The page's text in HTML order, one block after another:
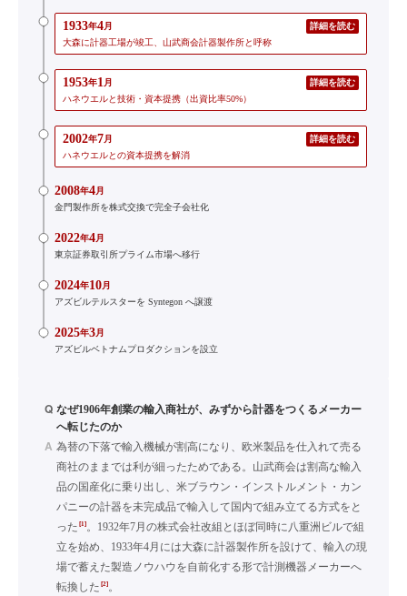
1933年4月
詳細を読む
大森に計器工場が竣工、山武商会計器製作所と呼称
1953年1月
詳細を読む
ハネウエルと技術・資本提携（出資比率50%）
2002年7月
詳細を読む
ハネウエルとの資本提携を解消
2008年4月
金門製作所を株式交換で完全子会社化
2022年4月
東京証券取引所プライム市場へ移行
2024年10月
アズビルテルスターを Syntegon へ譲渡
2025年3月
アズビルベトナムプロダクションを設立
Q なぜ1906年創業の輸入商社が、みずから計器をつくるメーカー
へ転じたのか
A 為替の下落で輸入機械が割高になり、欧米製品を仕入れて売る
商社のままでは利が細ったためである。山武商会は割高な輸入
品の国産化に乗り出し、米ブラウン・インストルメント・カン
パニーの計器を未完成品で輸入して国内で組み立てる方式をと
った [1]。1932年7月の株式会社改組とほぼ同時に八重洲ビルで組
立を始め、1933年4月には大森に計器製作所を設けて、輸入の現
場で蓄えた製造ノウハウを自前化する形で計測機器メーカーへ
転換した [2]。